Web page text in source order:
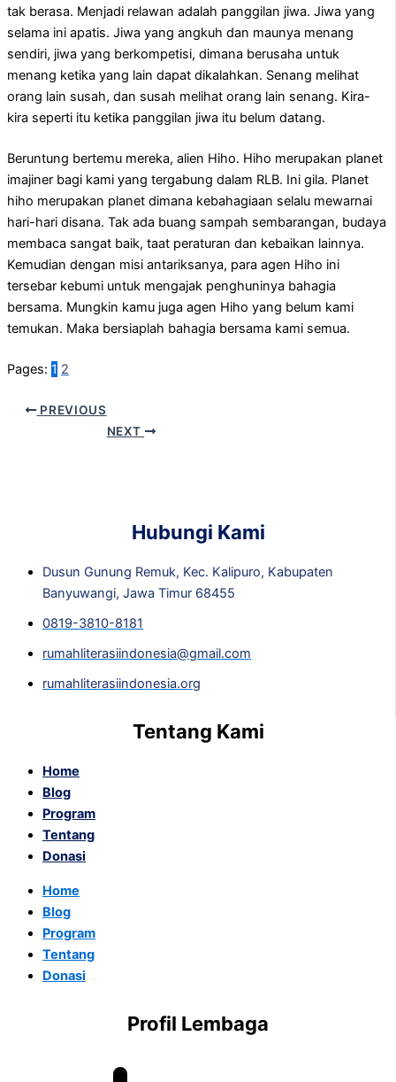
tak berasa. Menjadi relawan adalah panggilan jiwa. Jiwa yang
selama ini apatis. Jiwa yang angkuh dan maunya menang
sendiri, jiwa yang berkompetisi, dimana berusaha untuk
menang ketika yang lain dapat dikalahkan. Senang melihat
orang lain susah, dan susah melihat orang lain senang. Kira-
kira seperti itu ketika panggilan jiwa itu belum datang.
Beruntung bertemu mereka, alien Hiho. Hiho merupakan planet
imajiner bagi kami yang tergabung dalam RLB. Ini gila. Planet
hiho merupakan planet dimana kebahagiaan selalu mewarnai
hari-hari disana. Tak ada buang sampah sembarangan, budaya
membaca sangat baik, taat peraturan dan kebaikan lainnya.
Kemudian dengan misi antariksanya, para agen Hiho ini
tersebar kebumi untuk mengajak penghuninya bahagia
bersama. Mungkin kamu juga agen Hiho yang belum kami
temukan. Maka bersiaplah bahagia bersama kami semua.
Pages: 1 2
PREVIOUS
NEXT
Hubungi Kami
Dusun Gunung Remuk, Kec. Kalipuro, Kabupaten
Banyuwangi, Jawa Timur 68455
0819-3810-8181
rumahliterasiindonesia@gmail.com
rumahliterasiindonesia.org
Tentang Kami
Home
Blog
Program
Tentang
Donasi
Home
Blog
Program
Tentang
Donasi
Profil Lembaga